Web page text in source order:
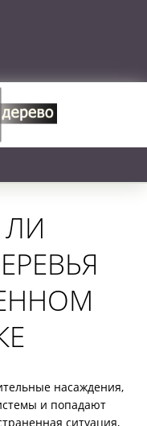
насаждения,
и попадают
ситуация,